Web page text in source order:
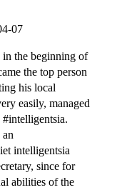
07
the beginning of
the top person
his local
easily, managed
intelligentsia
since for
abilities of the